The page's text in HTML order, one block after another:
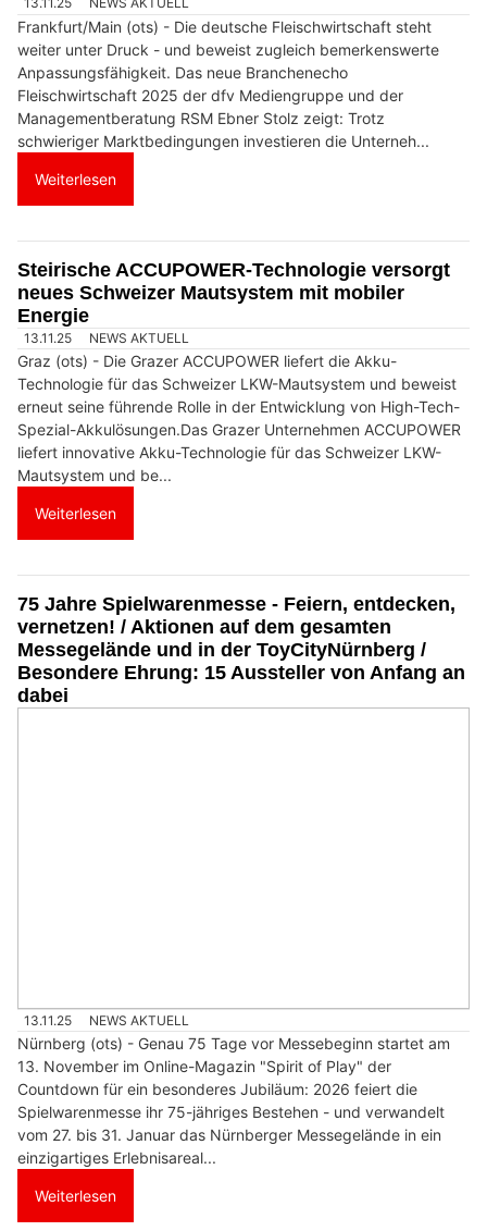
Frankfurt/Main (ots) - Die deutsche Fleischwirtschaft steht
weiter unter Druck - und beweist zugleich bemerkenswerte
Anpassungsfähigkeit. Das neue Branchenecho
Fleischwirtschaft 2025 der dfv Mediengruppe und der
Managementberatung RSM Ebner Stolz zeigt: Trotz
schwieriger Marktbedingungen investieren die Unterneh...
Weiterlesen
Steirische ACCUPOWER-Technologie versorgt
neues Schweizer Mautsystem mit mobiler
Energie
13.11.25 NEWS AKTUELL
Graz (ots) - Die Grazer ACCUPOWER liefert die Akku-
Technologie für das Schweizer LKW-Mautsystem und beweist
erneut seine führende Rolle in der Entwicklung von High-Tech-
Spezial-Akkulösungen.Das Grazer Unternehmen ACCUPOWER
liefert innovative Akku-Technologie für das Schweizer LKW-
Mautsystem und be...
Weiterlesen
75 Jahre Spielwarenmesse - Feiern, entdecken,
vernetzen! / Aktionen auf dem gesamten
Messegelände und in der ToyCityNürnberg /
Besondere Ehrung: 15 Aussteller von Anfang an
dabei
13.11.25 NEWS AKTUELL
Nürnberg (ots) - Genau 75 Tage vor Messebeginn startet am
13. November im Online-Magazin "Spirit of Play" der
Countdown für ein besonderes Jubiläum: 2026 feiert die
Spielwarenmesse ihr 75-jähriges Bestehen - und verwandelt
vom 27. bis 31. Januar das Nürnberger Messegelände in ein
einzigartiges Erlebnisareal...
Weiterlesen